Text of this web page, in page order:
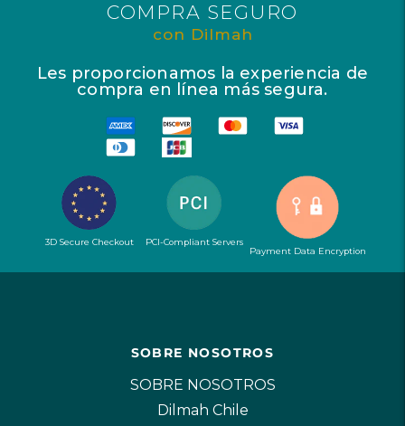
COMPRA SEGURO
con Dilmah
Les proporcionamos la experiencia de
compra en línea más segura.
3D Secure Checkout
PCI-Compliant Servers
Payment Data Encryption
SOBRE NOSOTROS
SOBRE NOSOTROS
Dilmah Chile